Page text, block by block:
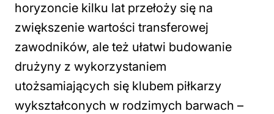
horyzoncie kilku lat przełoży się na
zwiększenie wartości transferowej
zawodników, ale też ułatwi budowanie
drużyny z wykorzystaniem
utożsamiających się klubem piłkarzy
wykształconych w rodzimych barwach –